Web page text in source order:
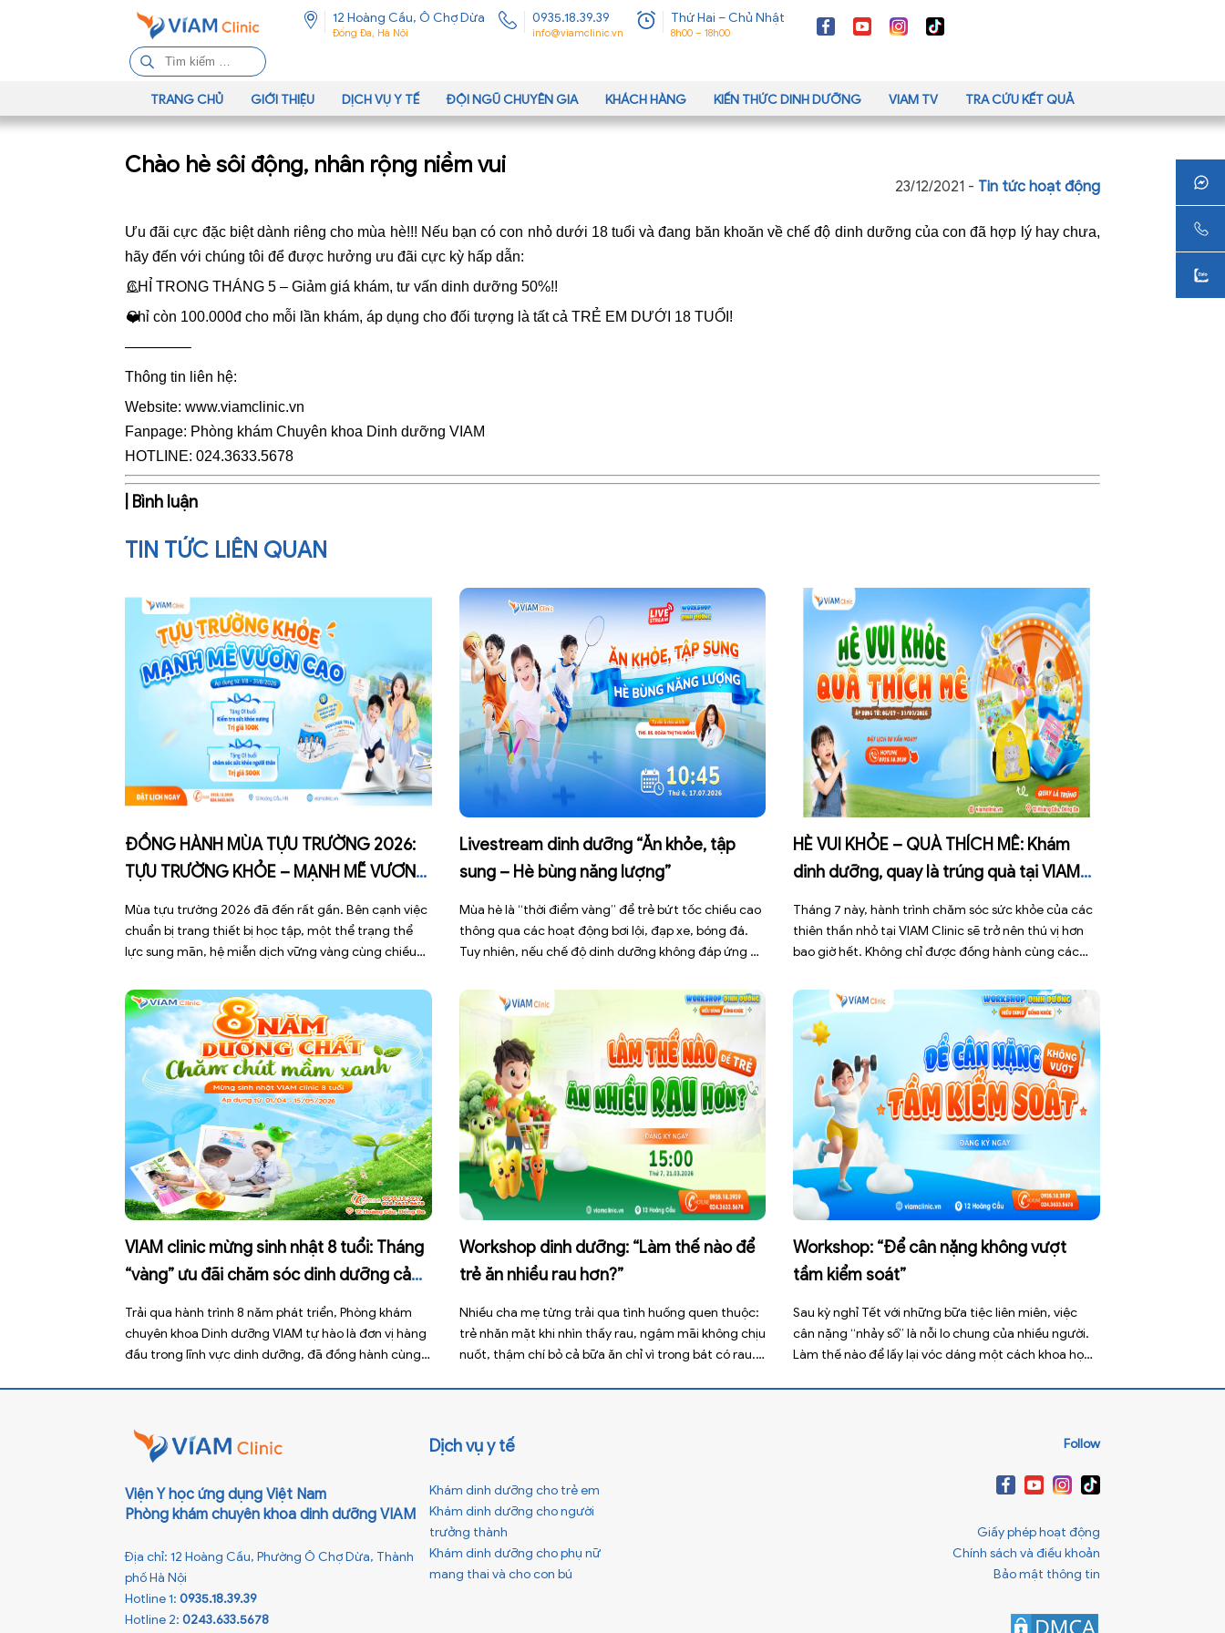
12 Hoàng Cầu, Ô Chợ Dừa
Đống Đa, Hà Nội
0935.18.39.39
info@viamclinic.vn
Thứ Hai – Chủ Nhật
8h00 – 18h00
ì
m
k
ế
h
:
TRANG CHỦ GIỚI THIỆU DỊCH VỤ Y TẾ ĐỘI NGŨ CHUYÊN GIA KHÁCH HÀNG KIẾN THỨC DINH DƯỠNG VIAM TV TRA CỨU KẾT QUẢ
Chào hè sôi động, nhân rộng niềm vui
23/12/2021 - Tin tức hoạt động
Ưu đãi cực đặc biệt dành riêng cho mùa hè!!! Nếu bạn có con nhỏ dưới 18 tuổi và đang băn khoăn về chế độ dinh dưỡng của con đã hợp lý hay chưa,
hãy đến với chúng tôi để được hưởng ưu đãi cực kỳ hấp dẫn:
⚠️
CHỈ TRONG THÁNG 5 – Giảm giá khám, tư vấn dinh dưỡng 50%!!
❤️
Chỉ còn 100.000đ cho mỗi lần khám, áp dụng cho đối tượng là tất cả TRẺ EM DƯỚI 18 TUỔI!
————–
Thông tin liên hệ:
Website: www.viamclinic.vn
Fanpage: Phòng khám Chuyên khoa Dinh dưỡng VIAM
HOTLINE: 024.3633.5678
| Bình luận
TIN TỨC LIÊN QUAN
ĐỒNG HÀNH MÙA TỰU TRƯỜNG 2026:
TỰU TRƯỜNG KHỎE – MẠNH MẼ VƯƠN
CAO
Mùa tựu trường 2026 đã đến rất gần. Bên cạnh việc
chuẩn bị trang thiết bị học tập, một thể trạng thể
lực sung mãn, hệ miễn dịch vững vàng cùng chiều
giúp các con tự tin bước vào năm học mới. Nhằm
đồng hành […]
Livestream dinh dưỡng “Ăn khỏe, tập
sung – Hè bùng năng lượng”
Mùa hè là “thời điểm vàng” để trẻ bứt tốc chiều cao
thông qua các hoạt động bơi lội, đạp xe, bóng đá.
Tuy nhiên, nếu chế độ dinh dưỡng không đáp ứng đủ
“đói năng lượng ngầm” – dẫn đến nhanh mệt, đuối
HÈ VUI KHỎE – QUÀ THÍCH MÊ: Khám
dinh dưỡng, quay là trúng quà tại VIAM
Clinic!
Tháng 7 này, hành trình chăm sóc sức khỏe của các
thiên thần nhỏ tại VIAM Clinic sẽ trở nên thú vị hơn
bao giờ hết. Không chỉ được đồng hành cùng các
thể chất, các bé còn được tham gia chương trình ưu
[…]
VIAM clinic mừng sinh nhật 8 tuổi: Tháng
“vàng” ưu đãi chăm sóc dinh dưỡng cả
gia đình
Trải qua hành trình 8 năm phát triển, Phòng khám
chuyên khoa Dinh dưỡng VIAM tự hào là đơn vị hàng
đầu trong lĩnh vực dinh dưỡng, đã đồng hành cùng
Workshop dinh dưỡng: “Làm thế nào để
trẻ ăn nhiều rau hơn?”
Nhiều cha mẹ từng trải qua tình huống quen thuộc:
trẻ nhăn mặt khi nhìn thấy rau, ngậm mãi không chịu
nuốt, thậm chí bỏ cả bữa ăn chỉ vì trong bát có rau.
Workshop: “Để cân nặng không vượt
tầm kiểm soát”
Sau kỳ nghỉ Tết với những bữa tiệc liên miên, việc
cân nặng “nhảy số” là nỗi lo chung của nhiều người.
Làm thế nào để lấy lại vóc dáng một cách khoa học
Viện Y học ứng dụng Việt Nam
Phòng khám chuyên khoa dinh dưỡng VIAM
Địa chỉ: 12 Hoàng Cầu, Phường Ô Chợ Dừa, Thành
phố Hà Nội
Hotline 1: 0935.18.39.39
Hotline 2: 0243.633.5678
Dịch vụ y tế
Khám dinh dưỡng cho trẻ em
Khám dinh dưỡng cho người
trưởng thành
Khám dinh dưỡng cho phụ nữ
mang thai và cho con bú
Follow
Giấy phép hoạt động
Chính sách và điều khoản
Bảo mật thông tin